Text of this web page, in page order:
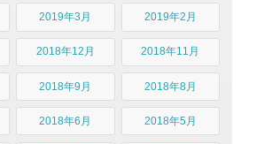
2019年3月 2019年2月
2018年12月 2018年11月
2018年9月 2018年8月
2018年6月 2018年5月